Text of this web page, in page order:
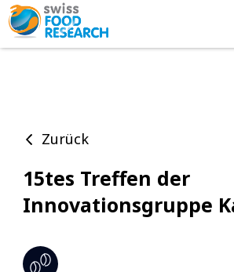
Zurück
15tes Treffen der
Innovationsgruppe